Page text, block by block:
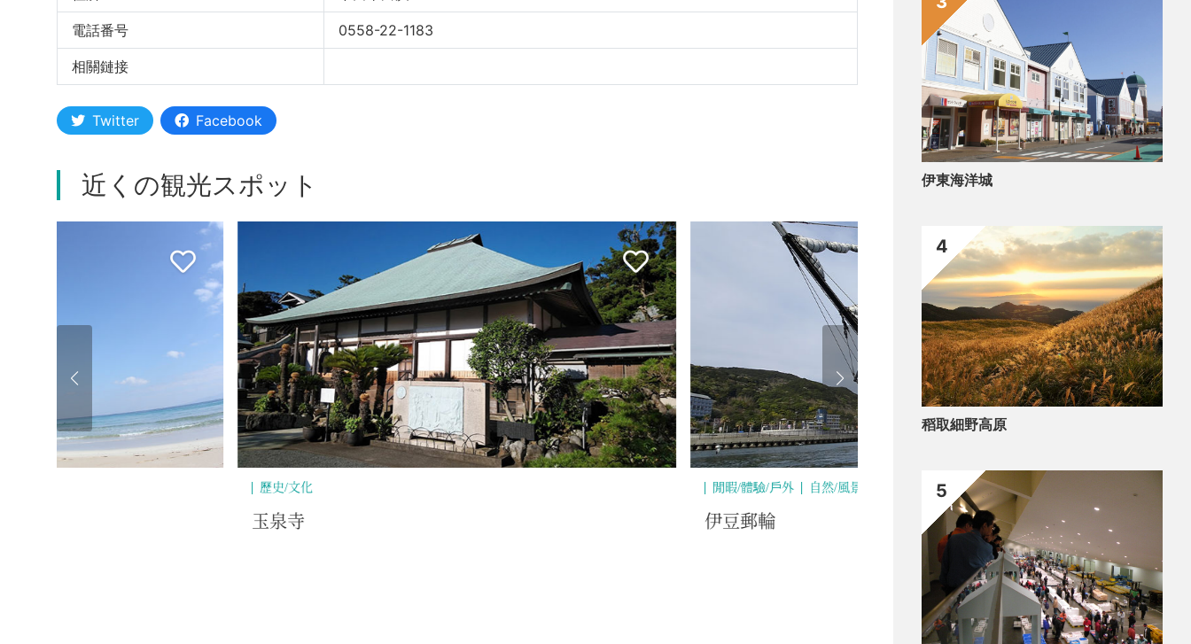
電話番号 0558-22-1183
相關鏈接
Twitter Facebook
近くの観光スポット
閒暇/體驗/戶外
伊豆郵輪
餐廳 購物
公路休息站 開國下田港
伊東海洋城
稻取細野高原
4
5